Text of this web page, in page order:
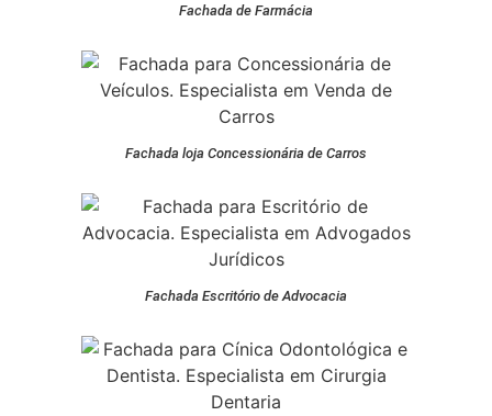
Fachada de Farmácia
Fachada loja Concessionária de Carros
Fachada Escritório de Advocacia